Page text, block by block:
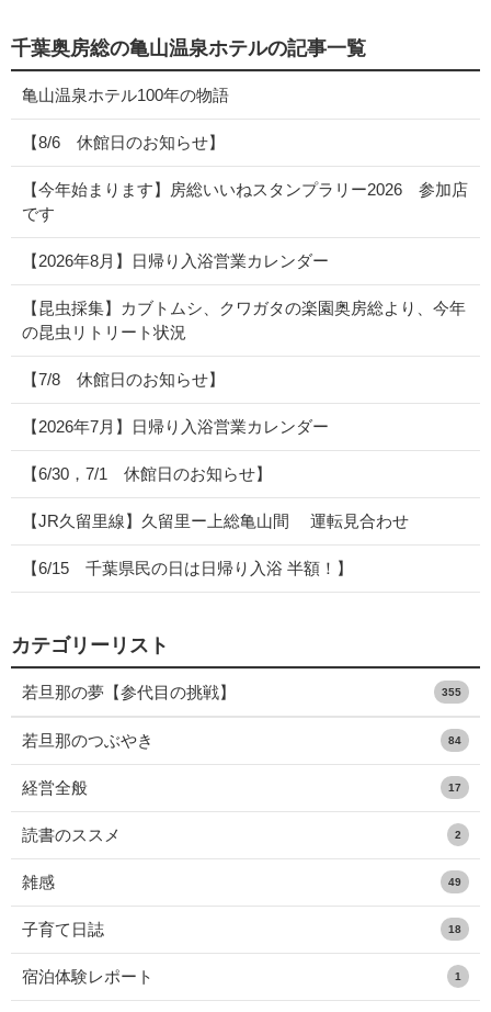
千葉奥房総の亀山温泉ホテルの記事一覧
亀山温泉ホテル100年の物語
【8/6 休館日のお知らせ】
【今年始まります】房総いいねスタンプラリー2026 参加店
です
【2026年8月】日帰り入浴営業カレンダー
【昆虫採集】カブトムシ、クワガタの楽園奥房総より、今年
の昆虫リトリート状況
【7/8 休館日のお知らせ】
【2026年7月】日帰り入浴営業カレンダー
【6/30，7/1 休館日のお知らせ】
【JR久留里線】久留里ー上総亀山間 運転見合わせ
【6/15 千葉県民の日は日帰り入浴 半額！】
カテゴリーリスト
若旦那の夢【参代目の挑戦】 355
若旦那のつぶやき 84
経営全般 17
読書のススメ 2
雑感 49
子育て日誌 18
宿泊体験レポート 1